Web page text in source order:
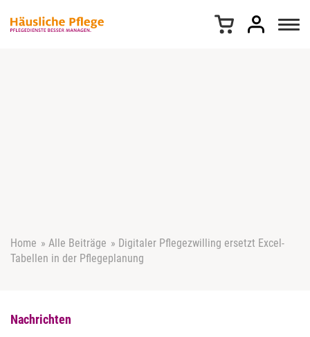
Home » Alle Beiträge » Digitaler Pflegezwilling ersetzt Excel-
Tabellen in der Pflegeplanung
Nachrichten